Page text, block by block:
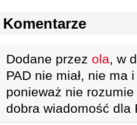
Komentarze
Dodane przez ola, w
PAD nie miał, nie
ponieważ nie
dobra wiadomość dla